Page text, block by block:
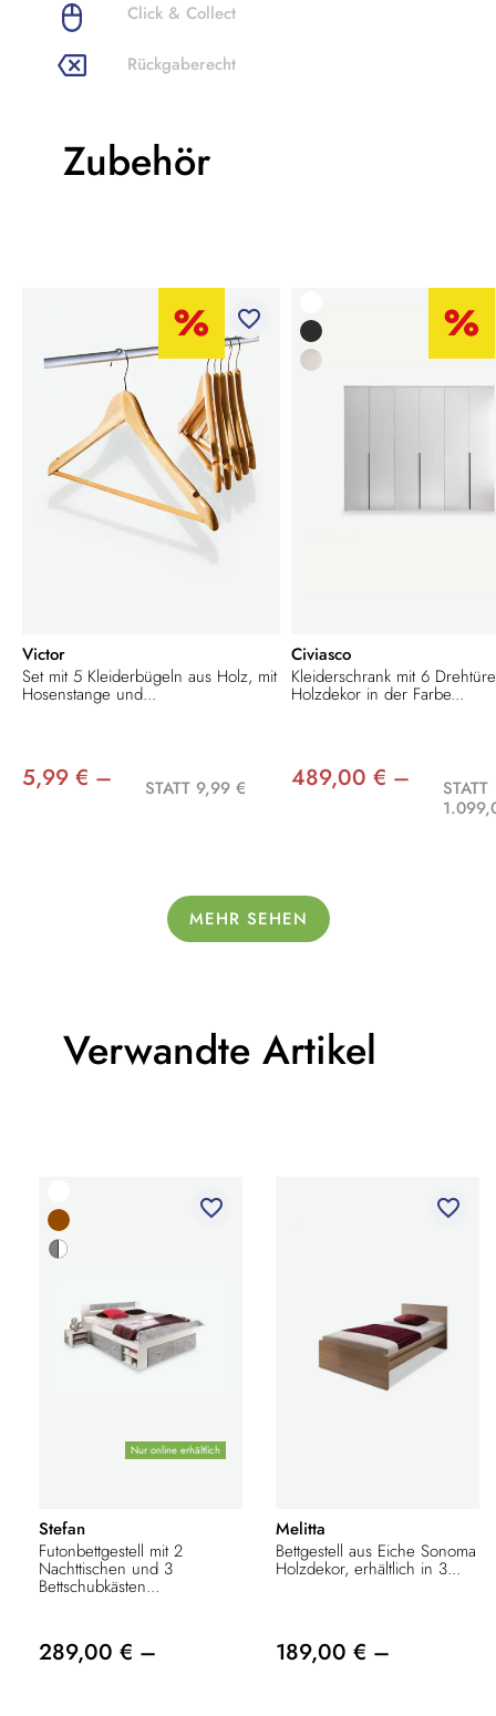
Click & Collect
Rückgaberecht
Zubehör
favorite_border
Victor
Set mit 5 Kleiderbügeln aus Holz, mit
Hosenstange und...
5,99 € – STATT 9,99 €
Civiasco
Kleiderschrank mit 6
Holzdekor in der Farbe...
489,00 € –
STATT
MEHR SEHEN
Verwandte Artikel
Nur online erhältlich
favorite_border
Stefan
Futonbettgestell mit 2
Nachttischen und 3
Bettschubkästen...
289,00 € –
favorite_border
Melitta
Bettgestell aus Eiche Sonoma
Holzdekor, erhältlich in 3...
189,00 € –